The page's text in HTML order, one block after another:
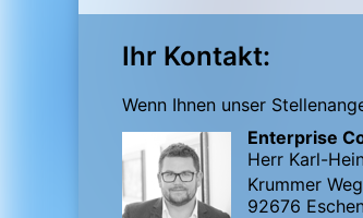
Ihr Kontakt:
Wenn Ihnen unser
Enterprise
Herr Karl-
Krummer
92676